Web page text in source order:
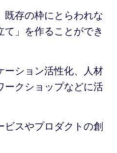
既存の枠にとらわれな
」を作ることができ
ーション活性化、人材
ークショップなどに活
ビスやプロダクトの創